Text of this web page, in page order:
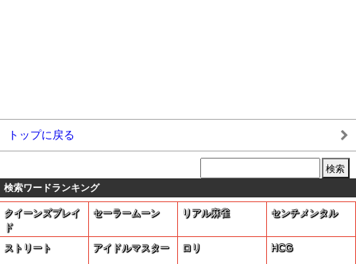
トップに戻る
検索ワードランキング
クイーンズブレイ
ド
セーラームーン リアル麻雀 センチメンタル
ストリート アイドルマスター ロリ HCG